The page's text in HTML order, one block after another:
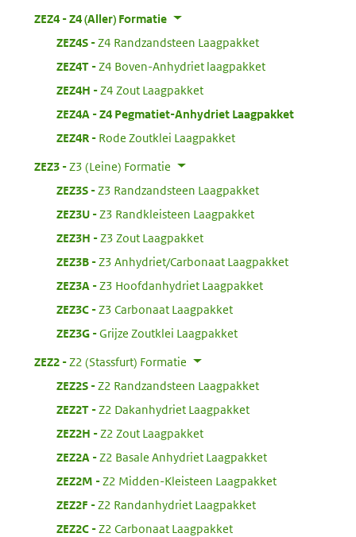
ZEZ4:
Z4 (Aller) Formatie
ZEZ4S:
Z4 Randzandsteen Laagpakket
ZEZ4T:
Z4 Boven-Anhydriet laagpakket
ZEZ4H
Z4 Zout Laagpakket
ZEZ4A
Z4 Pegmatiet-Anhydriet Laagpakket
ZEZ4R:
Rode Zoutklei Laagpakket
ZEZ3:
Z3 (Leine) Formatie
ZEZ3S:
Z3 Randzandsteen Laagpakket
ZEZ3U:
Z3 Randkleisteen Laagpakket
ZEZ3H
Z3 Zout Laagpakket
ZEZ3B:
Z3 Anhydriet/Carbonaat Laagpakket
ZEZ3A
Z3 Hoofdanhydriet Laagpakket
ZEZ3C:
Z3 Carbonaat Laagpakket
ZEZ3G:
Grijze Zoutklei Laagpakket
ZEZ2:
Z2 (Stassfurt) Formatie
ZEZ2S:
Z2 Randzandsteen Laagpakket
ZEZ2T:
Z2 Dakanhydriet Laagpakket
ZEZ2H
Z2 Zout Laagpakket
ZEZ2A
Z2 Basale Anhydriet Laagpakket
ZEZ2M
Z2 Midden-Kleisteen Laagpakket
ZEZ2F
Z2 Randanhydriet Laagpakket
ZEZ2C:
Z2 Carbonaat Laagpakket